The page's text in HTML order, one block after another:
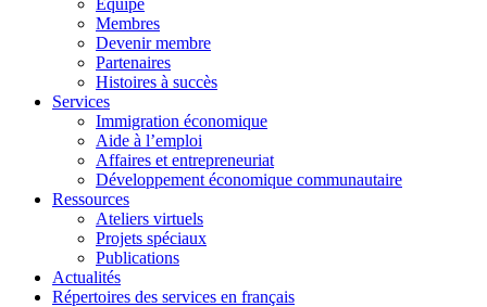
Équipe
Membres
Devenir membre
Partenaires
Histoires à succès
Services
Immigration économique
Aide à l’emploi
Affaires et entrepreneuriat
Développement économique communautaire
Ressources
Ateliers virtuels
Projets spéciaux
Publications
Actualités
Répertoires des services en français